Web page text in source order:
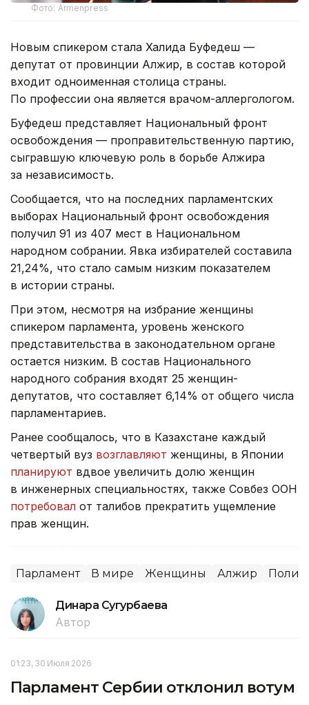
Фото: Armenpress
Новым спикером стала Халида Буфедеш —
депутат от провинции Алжир, в состав которой
входит одноименная столица страны.
По профессии она является врачом-аллергологом.
Буфедеш представляет Национальный фронт
освобождения — проправительственную партию,
сыгравшую ключевую роль в борьбе Алжира
за независимость.
Сообщается, что на последних парламентских
выборах Национальный фронт освобождения
получил 91 из 407 мест в Национальном
народном собрании. Явка избирателей составила
21,24%, что стало самым низким показателем
в истории страны.
При этом, несмотря на избрание женщины
спикером парламента, уровень женского
представительства в законодательном органе
остается низким. В состав Национального
народного собрания входят 25 женщин-
депутатов, что составляет 6,14% от общего числа
парламентариев.
Ранее сообщалось, что в Казахстане каждый
четвертый вуз возглавляют женщины, в Японии
планируют вдвое увеличить долю женщин
в инженерных специальностях, также Совбез ООН
потребовал от талибов прекратить ущемление
прав женщин.
Парламент В мире Женщины Алжир
Динара Сугурбаева
Автор
01:23, 30 Июля 2026
Парламент Сербии отклонил вотум